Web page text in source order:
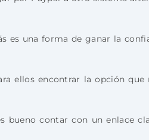
es una forma de ganar la
ellos encontrar la opción que
bueno contar con un enlace